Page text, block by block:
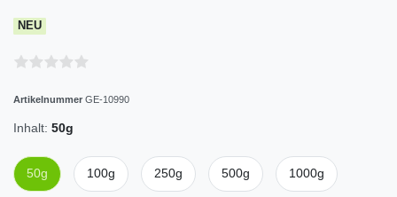
NEU
Artikelnummer GE-10990
Inhalt: 50g
50g 100g 250g 500g 1000g